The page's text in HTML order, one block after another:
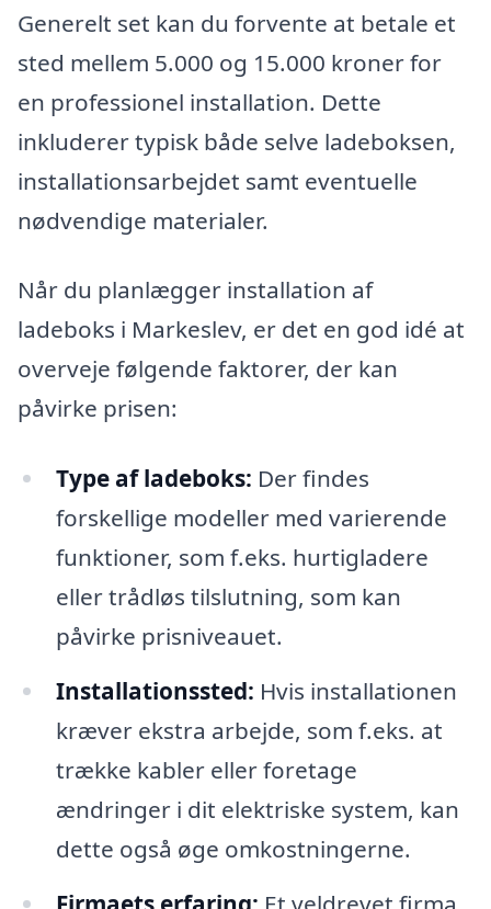
Generelt set kan du forvente at betale et
sted mellem 5.000 og 15.000 kroner for
en professionel installation. Dette
inkluderer typisk både selve ladeboksen,
installationsarbejdet samt eventuelle
nødvendige materialer.
Når du planlægger installation af
ladeboks i Markeslev, er det en god idé at
overveje følgende faktorer, der kan
påvirke prisen:
Type af ladeboks: Der findes
forskellige modeller med varierende
funktioner, som f.eks. hurtigladere
eller trådløs tilslutning, som kan
påvirke prisniveauet.
Installationssted: Hvis installationen
kræver ekstra arbejde, som f.eks. at
trække kabler eller foretage
ændringer i dit elektriske system, kan
dette også øge omkostningerne.